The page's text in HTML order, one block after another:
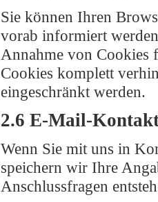
Sie können Ihren
vorab informiert
Annahme von Cookies
Cookies komplett
eingeschränkt werden.
2.6 E-Mail-
Wenn Sie mit uns in
speichern wir Ihre
Anschlussfragen